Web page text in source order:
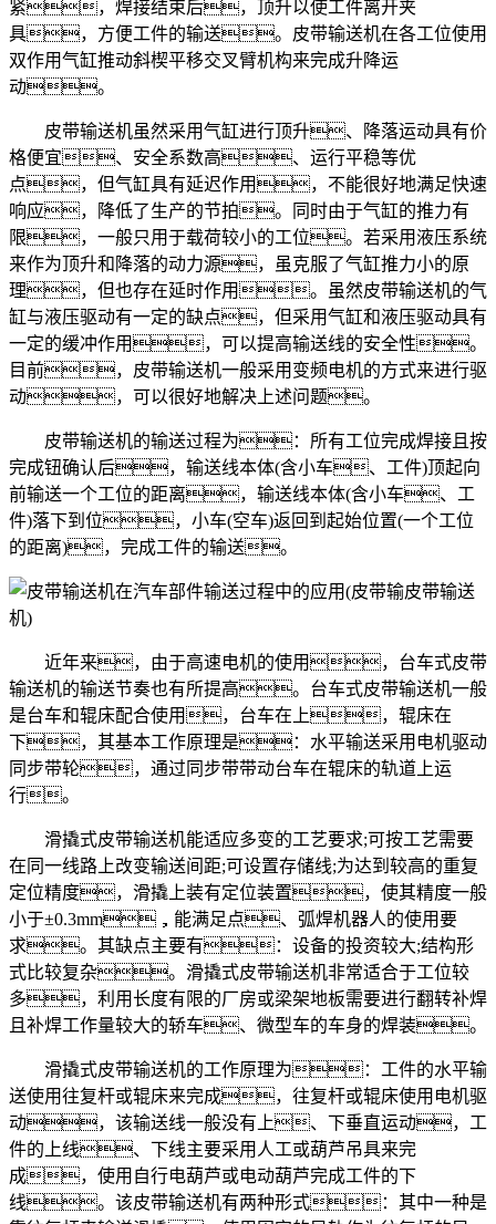
紧，焊接结束后，顶升以使工件离开夹
具，方便工件的输送。皮带输送机在各工位使用
双作用气缸推动斜楔平移交叉臂机构来完成升降运
动。
皮带输送机虽然采用气缸进行顶升、降落运动具有价
格便宜、安全系数高、运行平稳等优
点，但气缸具有延迟作用，不能很好地满足快速
响应，降低了生产的节拍。同时由于气缸的推力有
限，一般只用于载荷较小的工位。若采用液压系统
来作为顶升和降落的动力源，虽克服了气缸推力小的原
理，但也存在延时作用。虽然皮带输送机的气
缸与液压驱动有一定的缺点，但采用气缸和液压驱动具有
一定的缓冲作用，可以提高输送线的安全性。
目前，皮带输送机一般采用变频电机的方式来进行驱
动，可以很好地解决上述问题。
皮带输送机的输送过程为：所有工位完成焊接且按
完成钮确认后，输送线本体(含小车、工件)顶起向
前输送一个工位的距离，输送线本体(含小车、工
件)落下到位，小车(空车)返回到起始位置(一个工位
的距离)，完成工件的输送。
近年来，由于高速电机的使用，台车式皮带
输送机的输送节奏也有所提高。台车式皮带输送机一般
是台车和辊床配合使用，台车在上，辊床在
下，其基本工作原理是：水平输送采用电机驱动
同步带轮，通过同步带带动台车在辊床的轨道上运
行。
滑撬式皮带输送机能适应多变的工艺要求;可按工艺需要
在同一线路上改变输送间距;可设置存储线;为达到较高的重复
定位精度，滑撬上装有定位装置，使其精度一般
小于±0.3mm，能满足点、弧焊机器人的使用要
求。其缺点主要有：设备的投资较大;结构形
式比较复杂。滑撬式皮带输送机非常适合于工位较
多，利用长度有限的厂房或梁架地板需要进行翻转补焊
且补焊工作量较大的轿车、微型车的车身的焊装。
滑撬式皮带输送机的工作原理为：工件的水平输
送使用往复杆或辊床来完成，往复杆或辊床使用电机驱
动，该输送线一般没有上、下垂直运动，工
件的上线、下线主要采用人工或葫芦吊具来完
成，使用自行电葫芦或电动葫芦完成工件的下
线。该皮带输送机有两种形式：其中一种是